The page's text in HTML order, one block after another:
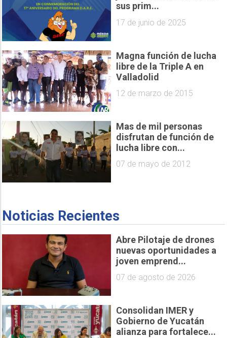
sus prim...
17 de junio de 2025
Magna función de lucha
libre de la Triple A en
Valladolid
12 de marzo de 2015
Mas de mil personas
disfrutan de función de
lucha libre con...
07 de mayo de 2012
Noticias Recientes
Abre Pilotaje de drones
nuevas oportunidades a
joven emprend...
07 de agosto de 2026
Consolidan IMER y
Gobierno de Yucatán
alianza para fortalece...